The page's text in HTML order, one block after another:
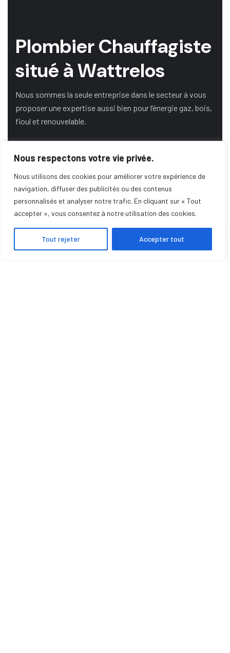
Nous respectons votre vie privée.
Nous utilisons des cookies pour améliorer votre expérience de
navigation, diffuser des publicités ou des contenus
personnalisés et analyser notre trafic. En cliquant sur « Tout
accepter », vous consentez à notre utilisation des cookies.
Tout rejeter Accepter tout
PlombierChauffagiste
situé àWattrelos
Nous sommes la seule entreprise dans le secteur à vous
proposer une expertise aussi bien pour l’énergie gaz, bois,
fioul et renouvelable.
DEMANDE DE DEVIS
SERVICE DE DÉPANNAGE